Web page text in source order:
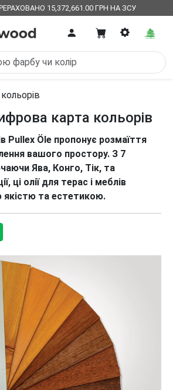
15,372,661.00 ГРН НА ЗСУ
карта кольорів
Pullex Öle пропонує розмаїття
вашого простору. З 7
Ява, Конго, Тік, та
ці олії для терас і меблів
та естетикою.